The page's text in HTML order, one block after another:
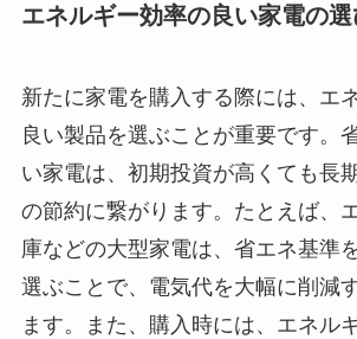
エネルギー効率の良い家電の
新たに家電を購入する際には、エ
良い製品を選ぶことが重要です。
い家電は、初期投資が高くても長
の節約に繋がります。たとえば、
庫などの大型家電は、省エネ基準
選ぶことで、電気代を大幅に削減
ます。また、購入時には、エネル